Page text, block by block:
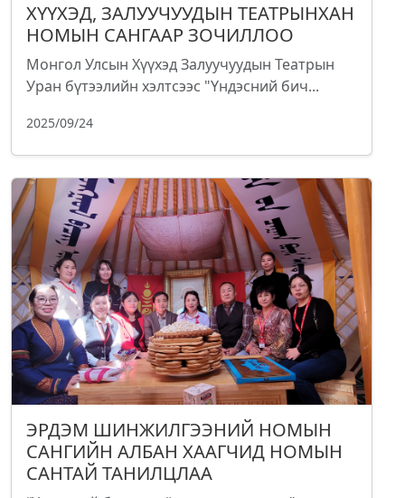
ХҮҮХЭД, ЗАЛУУЧУУДЫН ТЕАТРЫНХАН
НОМЫН САНГААР ЗОЧИЛЛОО
Монгол Улсын Хүүхэд Залуучуудын Театрын
Уран бүтээлийн хэлтсээс "Үндэсний бич...
2025/09/24
ЭРДЭМ ШИНЖИЛГЭЭНИЙ НОМЫН
САНГИЙН АЛБАН ХААГЧИД НОМЫН
САНТАЙ ТАНИЛЦЛАА